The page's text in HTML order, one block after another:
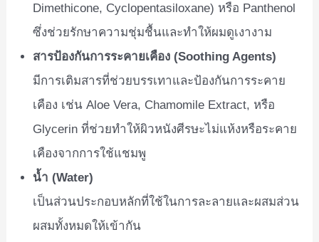
Dimethicone, Cyclopentasiloxane) หรือ Panthenol
ซึ่งช่วยรักษาความชุ่มชื้นและทำให้ผมดูเงางาม
สารป้องกันการระคายเคือง (Soothing Agents)
มีการเติมสารที่ช่วยบรรเทาและป้องกันการระคาย
เคือง เช่น Aloe Vera, Chamomile Extract, หรือ
Glycerin ที่ช่วยทำให้ผิวหนังศีรษะไม่แห้งหรือระคาย
เคืองจากการใช้แชมพู
น้ำ (Water)
เป็นส่วนประกอบหลักที่ใช้ในการละลายและผสมส่วน
ผสมทั้งหมดให้เข้ากัน